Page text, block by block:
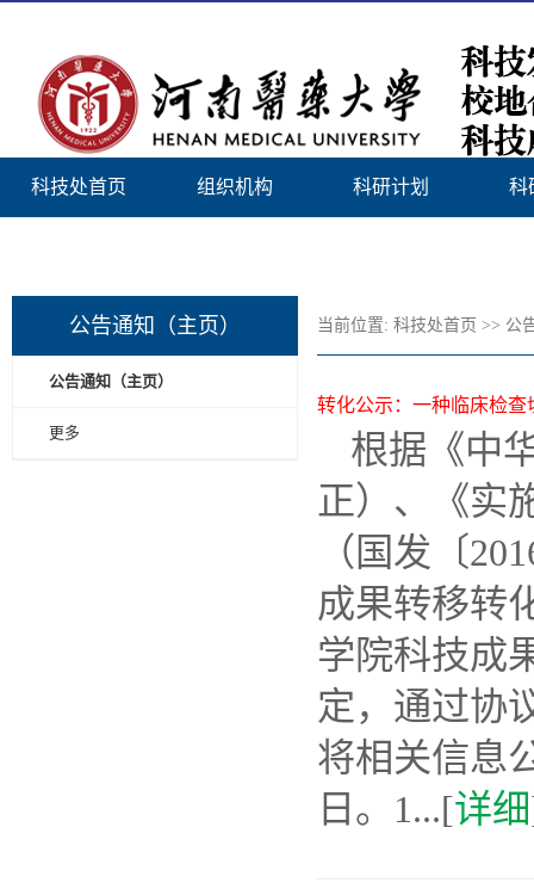
科技处首页 组织机构 科研计划 科
公告通知（主页）
公告通知（主页）
更多
当前位置: 科技处首页 >> 公
转化公示：一种临床检
根据《中
正）、《实
（国发〔
成果转移转
学院科技成
定，通过协
将相关信息
日。1...[详细